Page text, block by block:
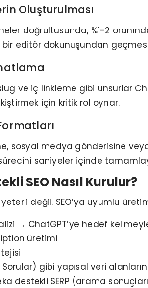
Oluşturulması
doğrultusunda, %1-2
editör dokunuşundan
ve iç linkleme gibi unsurlar
için kritik rol oynar.
sosyal medya gönderisine
saniyeler içinde
SEO Nasıl Kurulur?
değil. SEO’ya uyumlu
→ ChatGPT’ye hedef
üretimi
Sorular) gibi yapısal veri
destekli SERP (arama